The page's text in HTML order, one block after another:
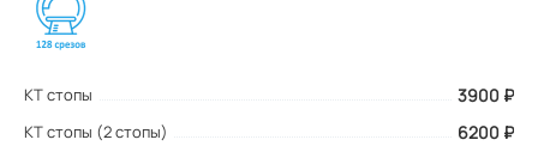
КТ стопы 3900 ₽
КТ стопы (2 стопы) 6200 ₽